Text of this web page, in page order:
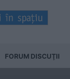
FORUM DISCUŢII